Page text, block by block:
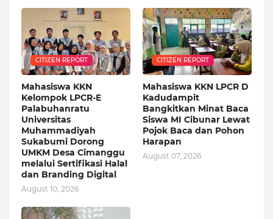
CITIZEN REPORT
Mahasiswa KKN
Kelompok LPCR-E
Palabuhanratu
Universitas
Muhammadiyah
Sukabumi Dorong
UMKM Desa Cimanggu
melalui Sertifikasi Halal
dan Branding Digital
August 10, 2026
CITIZEN REPORT
Mahasiswa KKN LPCR D
Kadudampit
Bangkitkan Minat Baca
Siswa MI Cibunar Lewat
Pojok Baca dan Pohon
Harapan
August 07, 2026